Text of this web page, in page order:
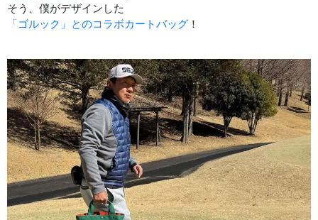
そう、僕がデザインした
「ゴルック」とのコラボカートバッグ ！